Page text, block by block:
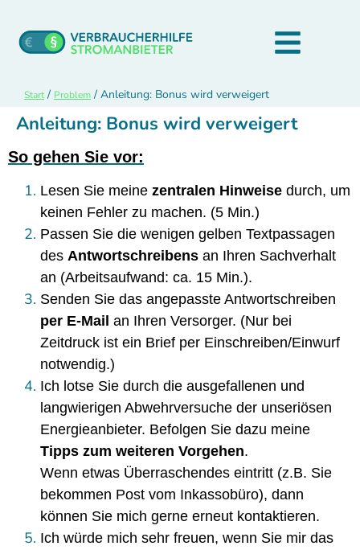
Start / Problem / Anleitung: Bonus wird verweigert
Anleitung: Bonus wird verweigert
So gehen Sie vor:
Lesen Sie meine zentralen Hinweise durch, um
keinen Fehler zu machen. (5 Min.)
Passen Sie die wenigen gelben Textpassagen
des Antwortschreibens an Ihren Sachverhalt
an (Arbeitsaufwand: ca. 15 Min.).
Senden Sie das angepasste Antwortschreiben
per E-Mail an Ihren Versorger. (Nur bei
Zeitdruck ist ein Brief per Einschreiben/Einwurf
notwendig.)
Ich lotse Sie durch die ausgefallenen und
langwierigen Abwehrversuche der unseriösen
Energieanbieter. Befolgen Sie dazu meine
Tipps zum weiteren Vorgehen.
Wenn etwas Überraschendes eintritt (z.B. Sie
bekommen Post vom Inkassobüro), dann
können Sie mich gerne erneut kontaktieren.
Ich würde mich sehr freuen, wenn Sie mir das